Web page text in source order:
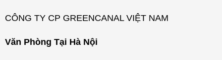
CÔNG TY CP GREENCANAL VIỆT NAM
Văn Phòng Tại Hà Nội